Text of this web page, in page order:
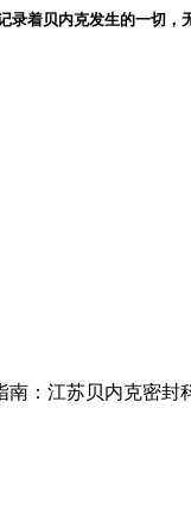
录着贝内克发生的一切，
：江苏贝内克密